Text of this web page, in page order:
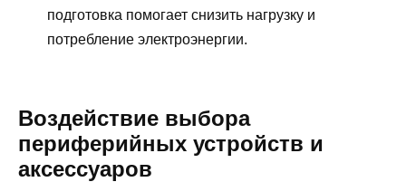
подготовка помогает снизить нагрузку и
потребление электроэнергии.
Воздействие выбора
периферийных устройств и
аксессуаров